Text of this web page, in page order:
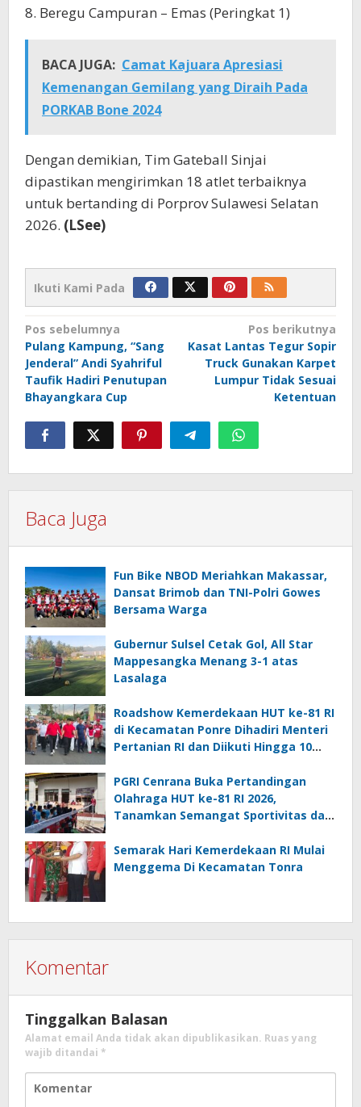
8. Beregu Campuran – Emas (Peringkat 1)
BACA JUGA: Camat Kajuara Apresiasi
Kemenangan Gemilang yang Diraih Pada
PORKAB Bone 2024
Dengan demikian, Tim Gateball Sinjai
dipastikan mengirimkan 18 atlet terbaiknya
untuk bertanding di Porprov Sulawesi Selatan
2026. (LSee)
Ikuti Kami Pada
Navigasi
pos
Pos sebelumnya
Pulang Kampung, “Sang
Jenderal” Andi Syahriful
Taufik Hadiri Penutupan
Bhayangkara Cup
Pos berikutnya
Kasat Lantas Tegur Sopir
Truck Gunakan Karpet
Lumpur Tidak Sesuai
Ketentuan
Baca Juga
Fun Bike NBOD Meriahkan Makassar,
Dansat Brimob dan TNI-Polri Gowes
Bersama Warga
Gubernur Sulsel Cetak Gol, All Star
Mappesangka Menang 3-1 atas
Lasalaga
Roadshow Kemerdekaan HUT ke-81 RI
di Kecamatan Ponre Dihadiri Menteri
Pertanian RI dan Diikuti Hingga 10
PGRI Cenrana Buka Pertandingan
Olahraga HUT ke-81 RI 2026,
Tanamkan Semangat Sportivitas dan
Semarak Hari Kemerdekaan RI Mulai
Menggema Di Kecamatan Tonra
Komentar
Tinggalkan Balasan
Alamat email Anda tidak akan dipublikasikan. Ruas yang
wajib ditandai *